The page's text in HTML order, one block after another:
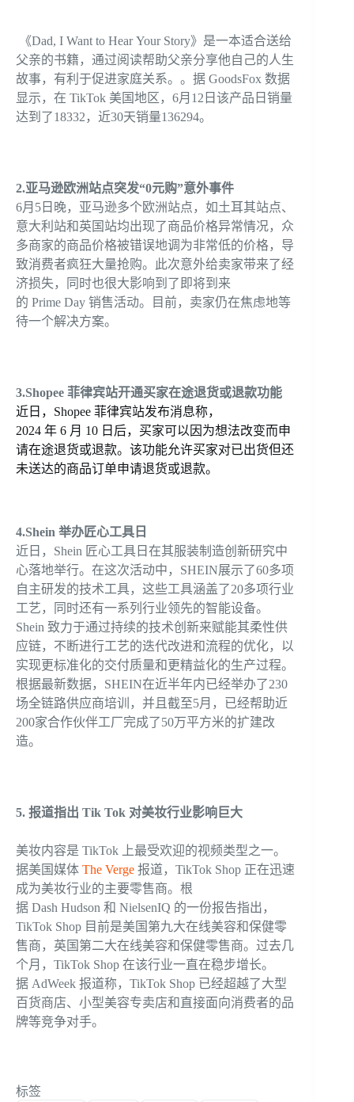
《Dad, I Want to Hear Your Story》是一本适合送给
父亲的书籍，通过阅读帮助父亲分享他自己的人生
故事，有利于促进家庭关系。。据 GoodsFox 数据
显示，在 TikTok 美国地区，6月12日该产品日销量
达到了18332，近30天销量136294。
2.亚马逊欧洲站点突发“0元购”意外事件
6月5日晚，亚马逊多个欧洲站点，如土耳其站点、
意大利站和英国站均出现了商品价格异常情况，众
多商家的商品价格被错误地调为非常低的价格，导
致消费者疯狂大量抢购。此次意外给卖家带来了经
济损失，同时也很大影响到了即将到来
的 Prime Day 销售活动。目前，卖家仍在焦虑地等
待一个解决方案。
3.Shopee 菲律宾站开通买家在途退货或退款功能
近日，Shopee 菲律宾站发布消息称，
2024 年 6 月 10 日后，买家可以因为想法改变而申
请在途退货或退款。该功能允许买家对已出货但还
未送达的商品订单申请退货或退款。
4.Shein 举办匠心工具日
近日 ，Shein 匠心工具日在其服装制造创新研究中
心落地举行。 在这次活动中，SHEIN展示了60多项
自主研发的技术工具，这些工具涵盖了20多项行业
工艺，同时还有一系列行业领先的智能设备。
Shein 致力于通过持续的技术创新来赋能其柔性供
应链，不断进行工艺的迭代改进和流程的优化，以
实现更标准化的交付质量和更精益化的生产过程。
根据最新数据，SHEIN在近半年内已经举办了230
场全链路供应商培训，并且截至5月，已经帮助近
200家合作伙伴工厂完成了50万平方米的扩建改
造。
5. 报道指出 Tik Tok 对美妆行业影响巨大
美妆内容是 TikTok 上最受欢迎的视频类型之一。
据美国媒体 The Verge 报道，TikTok Shop 正在迅速
成为美妆行业的主要零售商。根
据 Dash Hudson 和 NielsenIQ 的一份报告指出，
TikTok Shop 目前是美国第九大在线美容和保健零
售商，英国第二大在线美容和保健零售商。过去几
个月，TikTok Shop 在该行业一直在稳步增长。
据 AdWeek 报道称，TikTok Shop 已经超越了大型
百货商店、小型美容专卖店和直接面向消费者的品
牌等竞争对手。
标签